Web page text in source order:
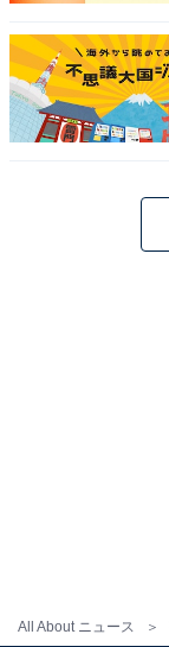
All About ニュース